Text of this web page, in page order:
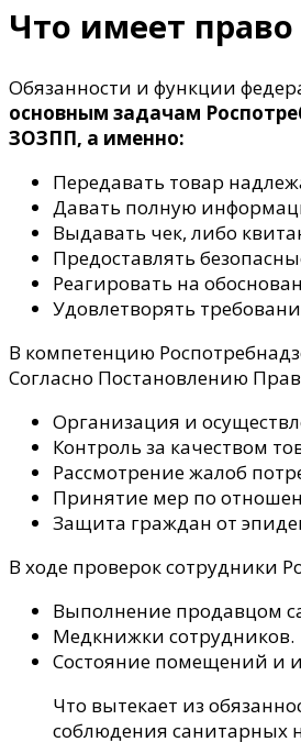
Что имеет право
Обязанности и функции
основным задачам
ЗОЗПП, а именно:
Передавать товар
Давать полную
Выдавать чек, либо
Предоставлять
Реагировать на
Удовлетворять
В компетенцию
Согласно Постановлению
Организация и
Контроль за качеством
Рассмотрение жалоб
Принятие мер по
Защита граждан от
В ходе проверок сотрудники
Выполнение продавцом
Медкнижки сотрудников.
Состояние помещений и
Что вытекает из
соблюдения санитарных